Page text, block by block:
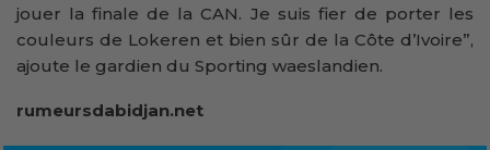
jouer la finale de la CAN. Je suis fier de porter les
couleurs de Lokeren et bien sûr de la Côte d’Ivoire”,
ajoute le gardien du Sporting waeslandien.
rumeursdabidjan.net